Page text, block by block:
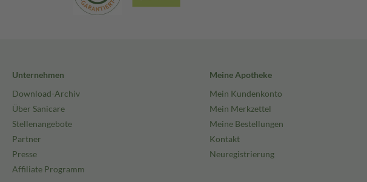
Unternehmen
Download-Archiv
Über Sanicare
Stellenangebote
Partner
Presse
Affiliate Programm
Meine Apotheke
Mein Kundenkonto
Mein Merkzettel
Meine Bestellungen
Kontakt
Neuregistrierung